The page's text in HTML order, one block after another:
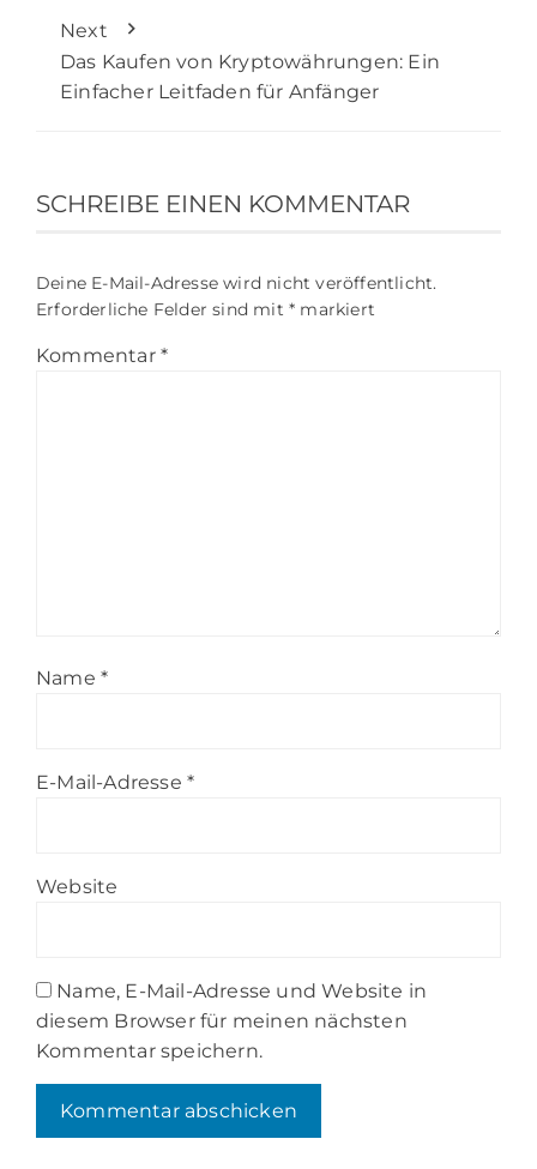
Next
Das Kaufen von Kryptowährungen: Ein
Einfacher Leitfaden für Anfänger
SCHREIBE EINEN KOMMENTAR
Deine E-Mail-Adresse wird nicht veröffentlicht.
Erforderliche Felder sind mit * markiert
Kommentar *
Name *
E-Mail-Adresse *
Website
Name, E-Mail-Adresse und Website in
diesem Browser für meinen nächsten
Kommentar speichern.